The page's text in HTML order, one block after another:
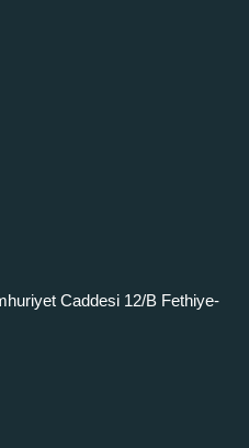
Caddesi 12/B Fethiye-